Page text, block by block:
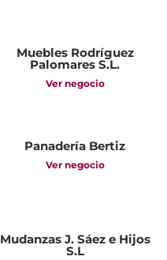
Muebles Rodríguez
Palomares S.L.
Ver negocio
Panadería Bertiz
Ver negocio
Mudanzas J. Sáez e Hijos
S.L